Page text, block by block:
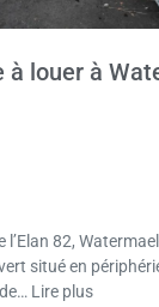
à louer à
l’Elan 82,
situé en
Lire plus